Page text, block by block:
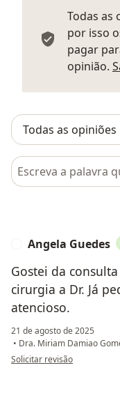
Todas as
por isso
pagar
opinião.
Pesquisar em
Angela Guedes
Gostei da
cirurgia a Dr. Já
atencioso.
21 de agosto de 2025
• Dra. Miriam Damiao
na opinião do utilizador
Solicitar revisão